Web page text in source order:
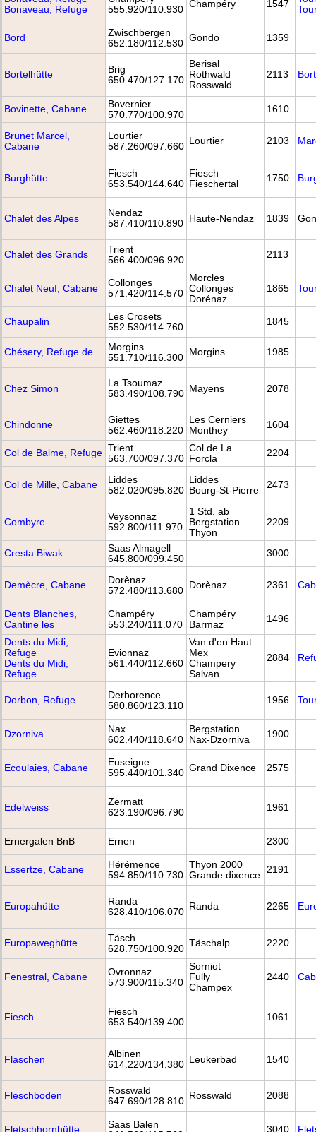
Bonaveau, Refuge
555.920/110.930
Champéry 1547
Bord
Zwischbergen
652.180/112.530
Gondo 1359
Bortelhütte
Brig
650.470/127.170
Berisal
Rothwald
Rosswald
2113
Bovinette, Cabane
Bovernier
570.770/100.970
1610
Brunet Marcel,
Cabane
Lourtier
587.260/097.660
Lourtier 2103
Burghütte
Fiesch
653.540/144.640
Fiesch
Fieschertal
1750
Chalet des Alpes
Nendaz
587.410/110.890
Haute-Nendaz 1839
Chalet des Grands
Trient
566.400/096.920
2113
Chalet Neuf, Cabane
Collonges
571.420/114.570
Morcles
Collonges
Dorénaz
1865
Chaupalin
Les Crosets
552.530/114.760
1845
Chésery, Refuge de
Morgins
551.710/116.300
Morgins 1985
Chez Simon
La Tsoumaz
583.490/108.790 Mayens 2078
Chindonne
Giettes
562.460/118.220
Les Cerniers
Monthey
1604
Col de Balme, Refuge Trient
563.700/097.370
Col de La
Forcla
2204
Col de Mille, Cabane
Liddes
582.020/095.820
Liddes
Bourg-St-Pierre
2473
Combyre
Veysonnaz
592.800/111.970
1 Std. ab
Bergstation
Thyon
2209
Cresta Biwak
Saas Almagell
645.800/099.450
3000
Demècre, Cabane
Dorènaz
572.480/113.680
Dorènaz 2361
Dents Blanches,
Cantine les
Champéry
553.240/111.070
Champéry
Barmaz
1496
Dents du Midi,
Refuge
Dents du Midi,
Refuge
Evionnaz
561.440/112.660
Van d'en Haut
Mex
Champery
Salvan
2884
Dorbon, Refuge
Derborence
580.860/123.110
1956
Dzorniva
Nax
602.440/118.640
Bergstation
Nax-Dzorniva
1900
Ecoulaies, Cabane
Euseigne
595.440/101.340 Grand Dixence 2575
Edelweiss
Zermatt
623.190/096.790
1961
Ernergalen BnB Ernen 2300
Essertze, Cabane
Hérémence
594.850/110.730
Thyon 2000
Grande dixence
2191
Europahütte
Randa
628.410/106.070
Randa 2265
Europaweghütte
Täsch
628.750/100.920
Täschalp 2220
Fenestral, Cabane
Ovronnaz
573.900/115.340
Sorniot
Fully
Champex
2440
Fiesch
Fiesch
653.540/139.400
1061
Flaschen
Albinen
614.220/134.380
Leukerbad 1540
Fleschboden
Rosswald
647.690/128.810
Rosswald 2088
Fletschhornhütte
Saas Balen
3040